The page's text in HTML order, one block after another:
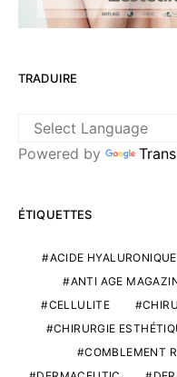
TRADUIRE
Powered by
ÉTIQUETTES
ACIDE HYALURONIQUE
ANTI AGE
CELLULITE
CHIRURGIE
COMBLEMENT